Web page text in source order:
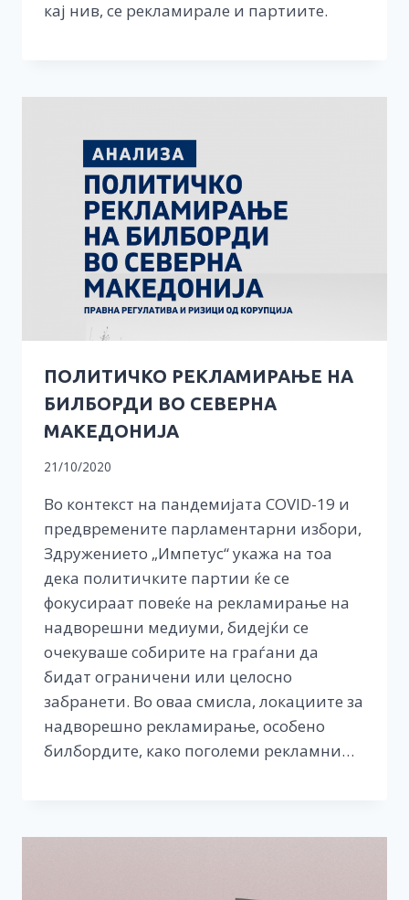
кај нив, се рекламирале и партиите.
ПОЛИТИЧКО РЕКЛАМИРАЊЕ НА
БИЛБОРДИ ВО СЕВЕРНА
МАКЕДОНИЈА
21/10/2020
Во контекст на пандемијата COVID-19 и
предвремените парламентарни избори,
Здружението „Импетус“ укажа на тоа
дека политичките партии ќе се
фокусираат повеќе на рекламирање на
надворешни медиуми, бидејќи се
очекуваше собирите на граѓани да
бидат ограничени или целосно
забранети. Во оваа смисла, локациите за
надворешно рекламирање, особено
билбордите, како поголеми рекламни…